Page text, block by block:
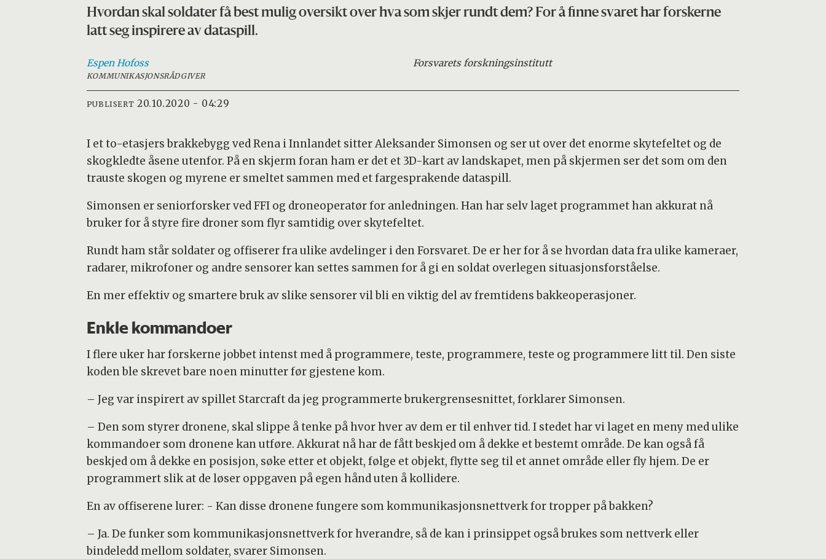
Hvordan skal soldater få best mulig oversikt over hva som skjer rundt dem? For å finne svaret har forskerne
latt seg inspirere av dataspill.
Espen Hofoss
KOMMUNIKASJONSRÅDGIVER
Forsvarets forskningsinstitutt
PUBLISERT 20.10.2020 - 04:29
I et to-etasjers brakkebygg ved Rena i Innlandet sitter Aleksander Simonsen og ser ut over det enorme skytefeltet og de
skogkledte åsene utenfor. På en skjerm foran ham er det et 3D-kart av landskapet, men på skjermen ser det som om den
trauste skogen og myrene er smeltet sammen med et fargesprakende dataspill.
Simonsen er seniorforsker ved FFI og droneoperatør for anledningen. Han har selv laget programmet han akkurat nå
bruker for å styre fire droner som flyr samtidig over skytefeltet.
Rundt ham står soldater og offiserer fra ulike avdelinger i den Forsvaret. De er her for å se hvordan data fra ulike kameraer,
radarer, mikrofoner og andre sensorer kan settes sammen for å gi en soldat overlegen situasjonsforståelse.
En mer effektiv og smartere bruk av slike sensorer vil bli en viktig del av fremtidens bakkeoperasjoner.
Enkle kommandoer
I flere uker har forskerne jobbet intenst med å programmere, teste, programmere, teste og programmere litt til. Den siste
koden ble skrevet bare noen minutter før gjestene kom.
– Jeg var inspirert av spillet Starcraft da jeg programmerte brukergrensesnittet, forklarer Simonsen.
– Den som styrer dronene, skal slippe å tenke på hvor hver av dem er til enhver tid. I stedet har vi laget en meny med ulike
kommandoer som dronene kan utføre. Akkurat nå har de fått beskjed om å dekke et bestemt område. De kan også få
beskjed om å dekke en posisjon, søke etter et objekt, følge et objekt, flytte seg til et annet område eller fly hjem. De er
programmert slik at de løser oppgaven på egen hånd uten å kollidere.
En av offiserene lurer: - Kan disse dronene fungere som kommunikasjonsnettverk for tropper på bakken?
– Ja. De funker som kommunikasjonsnettverk for hverandre, så de kan i prinsippet også brukes som nettverk eller
bindeledd mellom soldater, svarer Simonsen.